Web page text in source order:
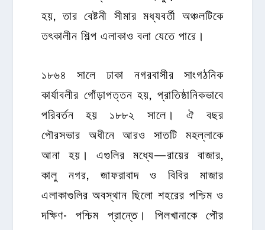
হয়, তার বেষ্টনী সীমার মধ্যবর্তী অঞ্চলটিকে
তৎকালীন শিল্প এলাকাও বলা যেতে পারে।
১৮৬৪ সালে ঢাকা নগরবাসীর সাংগঠনিক
কার্যাবলীর গোঁড়াপত্তন হয়, প্রাতিষ্ঠানিকভাবে
পরিবর্তন হয় ১৮৮২ সালে। ঐ বছর
পৌরসভার অধীনে আরও সাতটি মহল্লাকে
আনা হয়। এগুলির মধ্যে—রায়ের বাজার,
কালু নগর, জাফরাবাদ ও বিবির মাজার
এলাকাগুলির অবস্থান ছিলো শহরের পশ্চিম ও
দক্ষিণ- পশ্চিম প্রান্তে। পিলখানাকে পৌর